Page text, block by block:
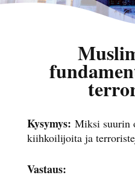
Kysymys: Miksi suurin
kiihkoilijoita ja
Vastaus: